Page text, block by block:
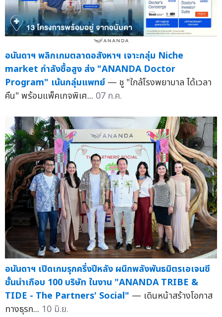
อนันดาฯ พลิกเกมตลาดอสังหาฯ เจาะกลุ่ม Niche
market กำลังซื้อสูง ส่ง "ANANDA Doctor
Program" เน้นกลุ่มแพทย์ — ชู "ใกล้โรงพยาบาล ได้เวลา
คืน" พร้อมแพ็คเกจพิเศ... 07 ก.ค.
อนันดาฯ เปิดเกมรุกครึ่งปีหลัง ผนึกพลังพันธมิตรเอเจนซี
ชั้นนำเกือบ 100 บริษัท ในงาน "ANANDA TRIBE &
TIDE - The Partners' Social" — เดินหน้าสร้างโอกาส
ทางธุรก... 10 มิ.ย.